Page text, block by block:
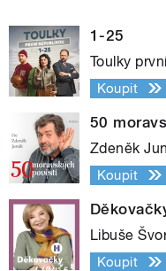
1-25
Toulky
Koupit
50
Zdeněk
Koupit
Libuše
Koupit